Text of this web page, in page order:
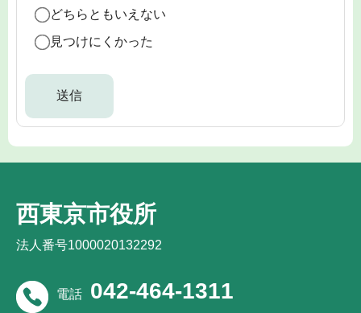
どちらともいえない
見つけにくかった
西東京市役所
法人番号1000020132292
電話 042-464-1311